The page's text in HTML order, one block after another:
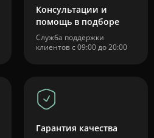
Консультации и
помощь в подборе
Служба поддержки
клиентов с 09:00 до 20:00
Гарантия качества